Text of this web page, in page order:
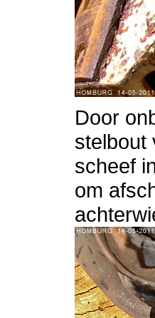
Door
stelbout
scheef
om